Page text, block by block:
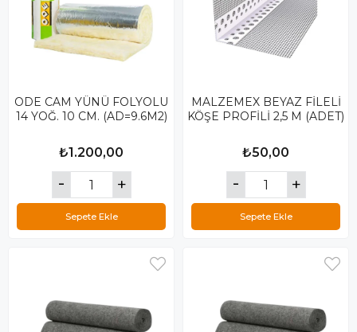
ODE CAM YÜNÜ FOLYOLU
14 YOĞ. 10 CM. (AD=9.6M2)
₺1.200,00
Sepete Ekle
MALZEMEX BEYAZ FİLELİ
KÖŞE PROFİLİ 2,5 M (ADET)
₺50,00
Sepete Ekle